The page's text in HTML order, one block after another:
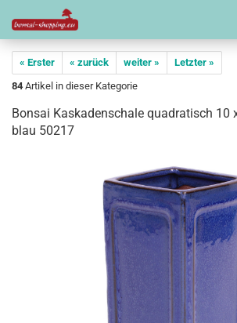
« Erster « zurück weiter »
Letzter »
84 Artikel in dieser Kategorie
Bonsai Kaskadenschale quadratisch 10
blau 50217